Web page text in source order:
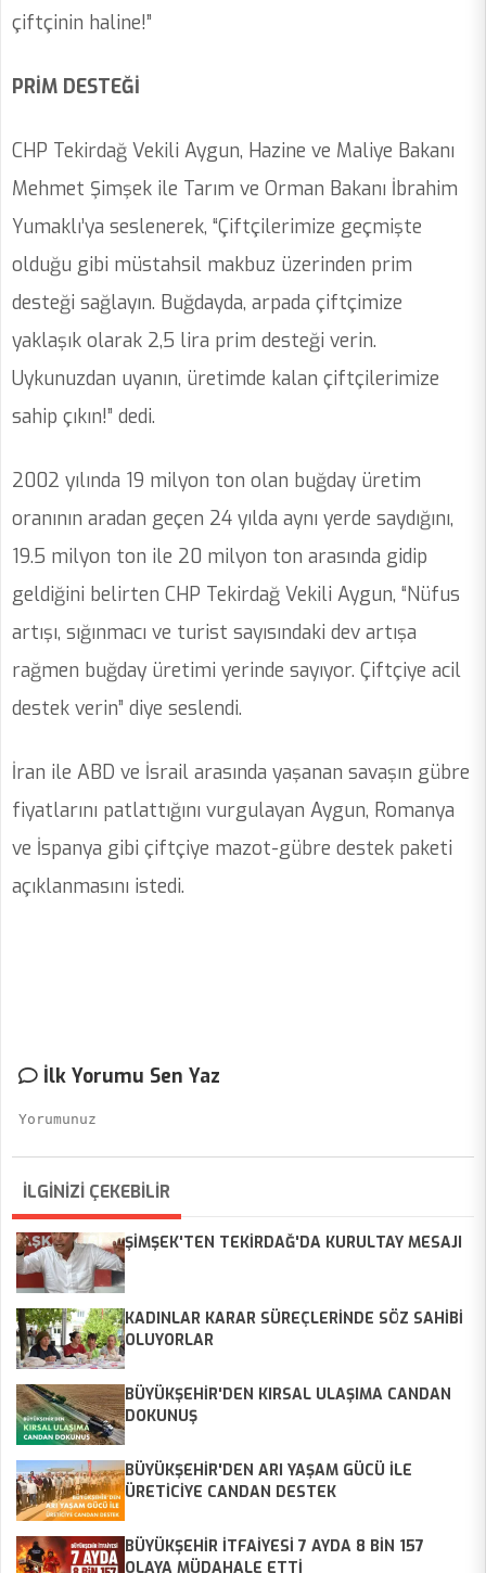
çiftçinin haline!”
PRİM DESTEĞİ
CHP Tekirdağ Vekili Aygun, Hazine ve Maliye Bakanı
Mehmet Şimşek ile Tarım ve Orman Bakanı İbrahim
Yumaklı’ya seslenerek, “Çiftçilerimize geçmişte
olduğu gibi müstahsil makbuz üzerinden prim
desteği sağlayın. Buğdayda, arpada çiftçimize
yaklaşık olarak 2,5 lira prim desteği verin.
Uykunuzdan uyanın, üretimde kalan çiftçilerimize
sahip çıkın!” dedi.
2002 yılında 19 milyon ton olan buğday üretim
oranının aradan geçen 24 yılda aynı yerde saydığını,
19.5 milyon ton ile 20 milyon ton arasında gidip
geldiğini belirten CHP Tekirdağ Vekili Aygun, “Nüfus
artışı, sığınmacı ve turist sayısındaki dev artışa
rağmen buğday üretimi yerinde sayıyor. Çiftçiye acil
destek verin” diye seslendi.
İran ile ABD ve İsrail arasında yaşanan savaşın gübre
fiyatlarını patlattığını vurgulayan Aygun, Romanya
ve İspanya gibi çiftçiye mazot-gübre destek paketi
açıklanmasını istedi.
İlk Yorumu Sen Yaz
İLGİNİZİ ÇEKEBİLİR
ŞİMŞEK'TEN TEKİRDAĞ'DA KURULTAY MESAJI
KADINLAR KARAR SÜREÇLERİNDE SÖZ SAHİBİ
OLUYORLAR
BÜYÜKŞEHİR'DEN KIRSAL ULAŞIMA CANDAN
DOKUNUŞ
BÜYÜKŞEHİR'DEN ARI YAŞAM GÜCÜ İLE
ÜRETİCİYE CANDAN DESTEK
BÜYÜKŞEHİR İTFAİYESİ 7 AYDA 8 BİN 157
OLAYA MÜDAHALE ETTİ